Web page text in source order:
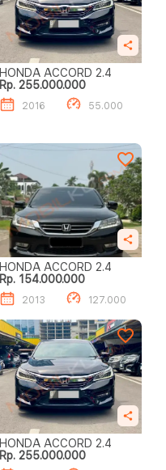
HONDA ACCORD 2.4
Rp. 255.000.000
2016 55.000
HONDA ACCORD 2.4
Rp. 154.000.000
2013 127.000
HONDA ACCORD 2.4
Rp. 255.000.000